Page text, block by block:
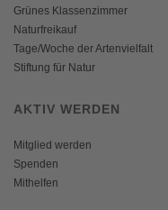
Grünes Klassenzimmer
Naturfreikauf
Tage/Woche der Artenvielfalt
Stiftung für Natur
AKTIV WERDEN
Mitglied werden
Spenden
Mithelfen